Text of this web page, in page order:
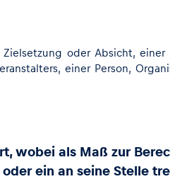
oder Absicht,
einer Person,
wobei als Maß zur
ein an seine Stelle